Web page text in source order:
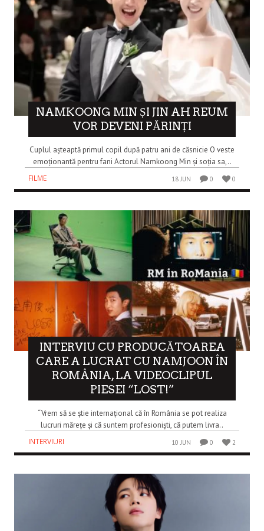
NAMKOONG MIN ȘI JIN AH REUM
VOR DEVENI PĂRINȚI
Cuplul așteaptă primul copil după patru ani de căsnicie O veste
emoționantă pentru fani Actorul Namkoong Min și soția sa,..
FILME
18 JUN 0 0
INTERVIU CU PRODUCĂTOAREA
CARE A LUCRAT CU NAMJOON ÎN
ROMÂNIA, LA VIDEOCLIPUL
PIESEI “LOST!”
“Vrem să se știe internațional că în România se pot realiza
lucruri mărețe și că suntem profesioniști, că putem livra..
INTERVIURI
10 JUN 0 2